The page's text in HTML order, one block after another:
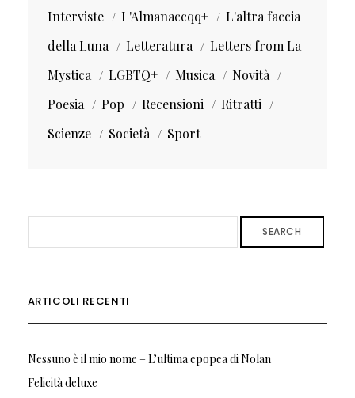
Interviste
L'Almanaccqq+
L'altra faccia
della Luna
Letteratura
Letters from La
Mystica
LGBTQ+ Musica
Novità
Poesia
Pop Recensioni
Ritratti
Scienze
Società Sport
SEARCH
ARTICOLI RECENTI
Nessuno è il mio nome – L’ultima epopea di Nolan
Felicità deluxe